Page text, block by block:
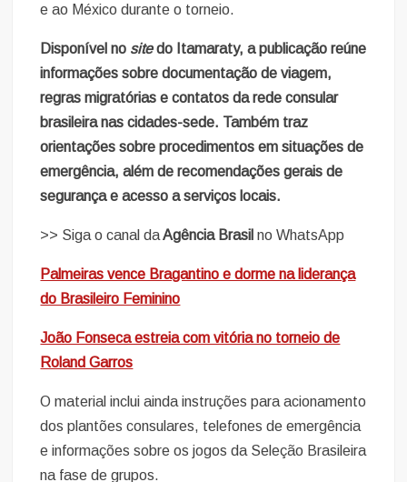
e ao México durante o torneio.
Disponível no sitedo Itamaraty, a publicação reúne
informações sobre documentação de viagem,
regras migratórias e contatos da rede consular
brasileira nas cidades-sede. Também traz
orientações sobre procedimentos em situações de
emergência, além de recomendações gerais de
segurança e acesso a serviços locais.
>> Siga o canal daAgência Brasilno WhatsApp
Palmeiras vence Bragantino e dorme na liderança
do Brasileiro Feminino
João Fonseca estreia com vitória no torneio de
Roland Garros
O material inclui ainda instruções para acionamento
dos plantões consulares, telefones de emergência
e informações sobre os jogos da Seleção Brasileira
na fase de grupos.